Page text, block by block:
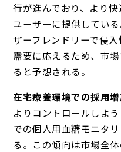
行が進んでおり、より
ユーザーに提供してい
ザーフレンドリーで侵
需要に応えるため、市
ると予想される。
在宅療養環境での採用
よりコントロールしよ
での個人用血糖モニタ
る。この傾向は市場全